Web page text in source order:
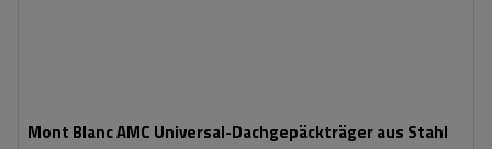
Mont Blanc AMC Universal-Dachgepäckträger aus Stahl